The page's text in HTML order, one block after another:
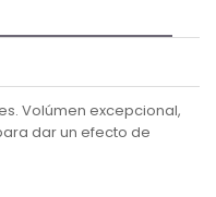
Volúmen excepcional,
dar un efecto de